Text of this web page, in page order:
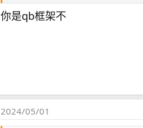
你是qb框架不
2024/05/01